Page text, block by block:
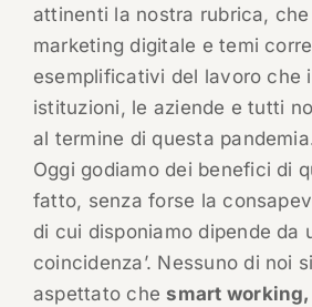
attinenti la nostra rubrica,
marketing digitale e temi
esemplificativi del lavoro che
istituzioni, le aziende e tutti
al termine di questa
Oggi godiamo dei benefici di
fatto, senza forse la
di cui disponiamo dipende da
coincidenza’. Nessuno di noi
aspettato che smart